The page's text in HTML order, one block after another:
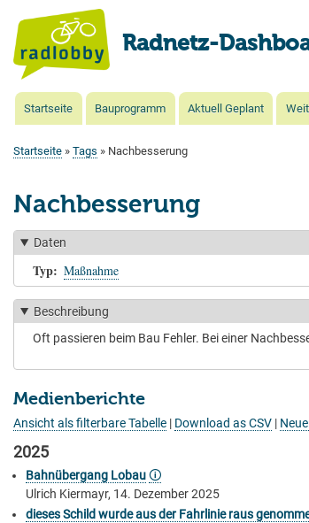
Radnetz-
MainStartseite Bauprogramm Aktuell Geplant
Startseite Tags Nachbesserung
Nachbesserung
Daten
Typ Maßnahme
Beschreibung
Oft passieren beim Bau Fehler. Bei einer
Medienberichte
Ansicht als filterbare Tabelle | Download as CSV |
2025
Bahnübergang Lobau🛈
Ulrich Kiermayr, 14. Dezember 2025
dieses Schild wurde aus der Fahrlinie raus